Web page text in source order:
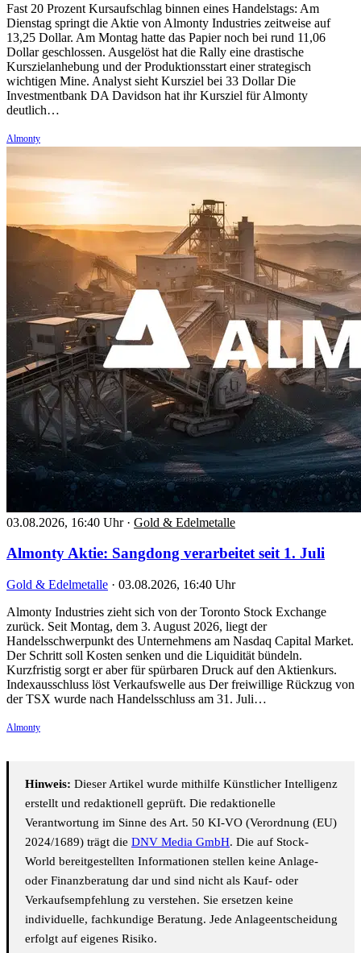
Fast 20 Prozent Kursaufschlag binnen eines Handelstags: Am
Dienstag springt die Aktie von Almonty Industries zeitweise auf
13,25 Dollar. Am Montag hatte das Papier noch bei rund 11,06
Dollar geschlossen. Ausgelöst hat die Rally eine drastische
Kurszielanhebung und der Produktionsstart einer strategisch
wichtigen Mine. Analyst sieht Kursziel bei 33 Dollar Die
Investmentbank DA Davidson hat ihr Kursziel für Almonty
deutlich…
Almonty
03.08.2026, 16:40 Uhr · Gold & Edelmetalle
Almonty Aktie: Sangdong verarbeitet seit 1. Juli
Gold & Edelmetalle · 03.08.2026, 16:40 Uhr
Almonty Industries zieht sich von der Toronto Stock Exchange
zurück. Seit Montag, dem 3. August 2026, liegt der
Handelsschwerpunkt des Unternehmens am Nasdaq Capital Market.
Der Schritt soll Kosten senken und die Liquidität bündeln.
Kurzfristig sorgt er aber für spürbaren Druck auf den Aktienkurs.
Indexausschluss löst Verkaufswelle aus Der freiwillige Rückzug von
der TSX wurde nach Handelsschluss am 31. Juli…
Almonty
Hinweis: Dieser Artikel wurde mithilfe Künstlicher Intelligenz
erstellt und redaktionell geprüft. Die redaktionelle
Verantwortung im Sinne des Art. 50 KI-VO (Verordnung (EU)
2024/1689) trägt die DNV Media GmbH. Die auf Stock-
World bereitgestellten Informationen stellen keine Anlage-
oder Finanzberatung dar und sind nicht als Kauf- oder
Verkaufsempfehlung zu verstehen. Sie ersetzen keine
individuelle, fachkundige Beratung. Jede Anlageentscheidung
erfolgt auf eigenes Risiko.